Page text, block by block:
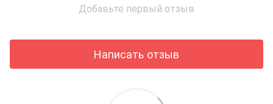
Добавьте первый отзыв
Написать отзыв